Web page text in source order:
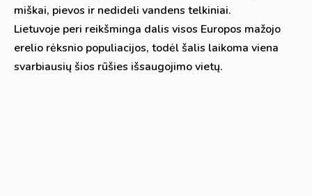
miškai, pievos ir nedideli vandens telkiniai.
Lietuvoje peri reikšminga dalis visos Europos mažojo
erelio rėksnio populiacijos, todėl šalis laikoma viena
svarbiausių šios rūšies išsaugojimo vietų.